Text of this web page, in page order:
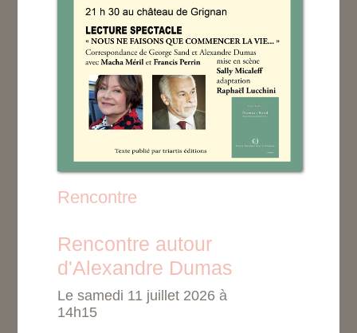
Rencontre
Rencontre autour
d'Alexandre Dumas
Le samedi 11 juillet 2026 à
14h15